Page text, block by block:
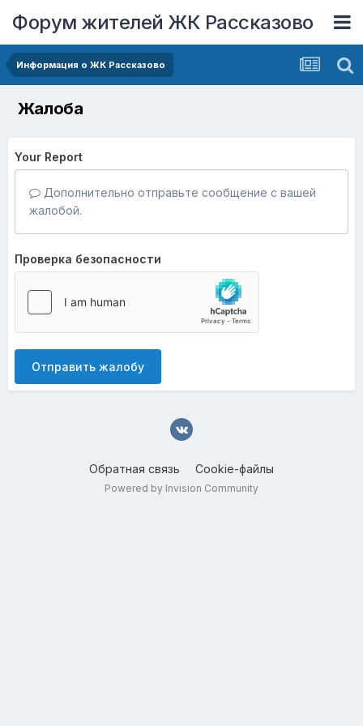
Форум жителей ЖК Рассказово
Информация о ЖК Рассказово
Жалоба
Your Report
Дополнительно отправьте сообщение с вашей
жалобой.
Проверка безопасности
Отправить жалобу
Обратная связь Cookie-файлы
Powered by Invision Community